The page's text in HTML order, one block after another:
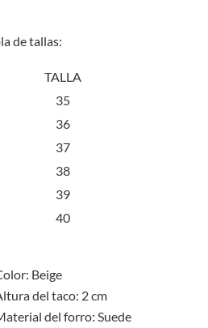
de tallas:
TALLA
35
36
37
38
39
40
Beige
del taco: 2 cm
del forro: Suede